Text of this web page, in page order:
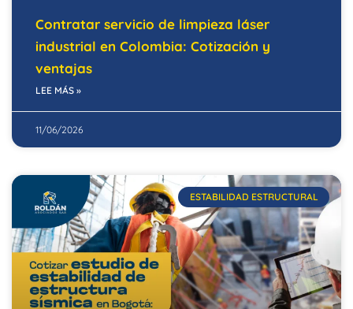
Contratar servicio de limpieza láser
industrial en Colombia: Cotización y
ventajas
LEE MÁS »
11/06/2026
ESTABILIDAD ESTRUCTURAL